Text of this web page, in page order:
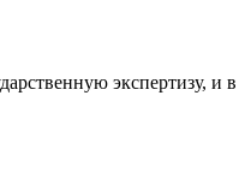
экспертизу, и в